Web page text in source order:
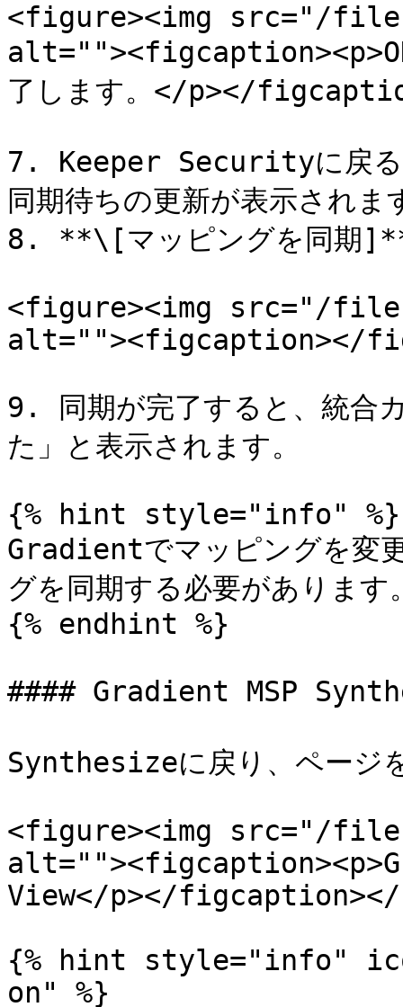
<figure><img src="/files/
alt=""><figcaption><p>OK
了します。</p></
7. Keeper Securityに戻る
同期待ちの更新が表示されま
8. **\[マッピングを同期
<figure><img src="/files/
alt=""><figcaption></
9. 同期が完了すると、統合
た」と表示されます。
{% hint style="info" %}
Gradientでマッピングを変
グを同期する必要があります
{% endhint %}
#### Gradient MSP
Synthesizeに戻り、ページ
<figure><img src="/files/
View</p></
{% hint style="info"
on" %}